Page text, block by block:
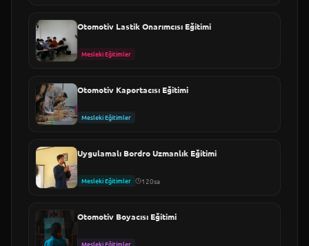
Otomotiv Lastik Onarımcısı Eğitimi
Mesleki Eğitimler
Otomotiv Kaportacısı Eğitimi
Mesleki Eğitimler
Uygulamalı Bordro Uzmanlık Eğitimi
Mesleki Eğitimler 120sa
Otomotiv Boyacısı Eğitimi